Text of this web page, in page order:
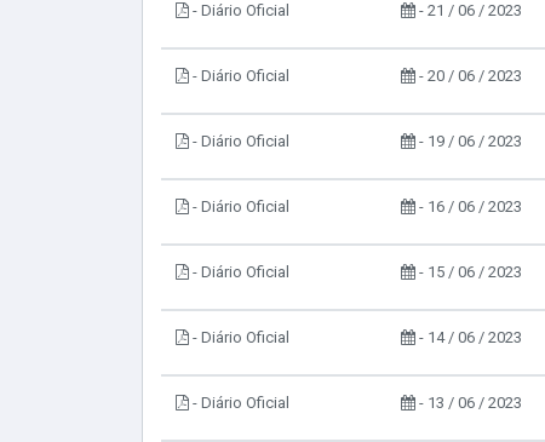
- Diário Oficial - 21 / 06 / 2023
- Diário Oficial - 20 / 06 / 2023
- Diário Oficial - 19 / 06 / 2023
- Diário Oficial - 16 / 06 / 2023
- Diário Oficial - 15 / 06 / 2023
- Diário Oficial - 14 / 06 / 2023
- Diário Oficial - 13 / 06 / 2023